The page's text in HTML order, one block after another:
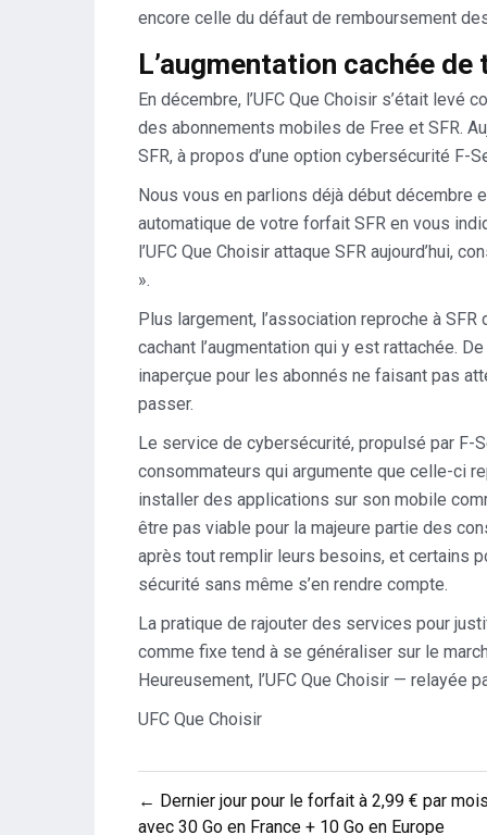
encore celle du défaut de remboursement
L’augmentation cachée de
En décembre, l’UFC Que Choisir s’était levé
des abonnements mobiles de Free et SFR.
SFR, à propos d’une option cybersécurité F-
Nous vous en parlions déjà début décembre
automatique de votre forfait SFR en vous
l’UFC Que Choisir attaque SFR aujourd’hui,
».
Plus largement, l’association reproche à
cachant l’augmentation qui y est rattachée.
inaperçue pour les abonnés ne faisant pas
passer.
Le service de cybersécurité, propulsé par F-
consommateurs qui argumente que celle-ci
installer des applications sur son mobile
être pas viable pour la majeure partie des
après tout remplir leurs besoins, et certains
sécurité sans même s’en rendre compte.
La pratique de rajouter des services pour
comme fixe tend à se généraliser sur le
Heureusement, l’UFC Que Choisir — relayée
UFC Que Choisir
Navigation
← Dernier jour pour le forfait à 2,99 € par mois
avec 30 Go en France + 10 Go en Europe